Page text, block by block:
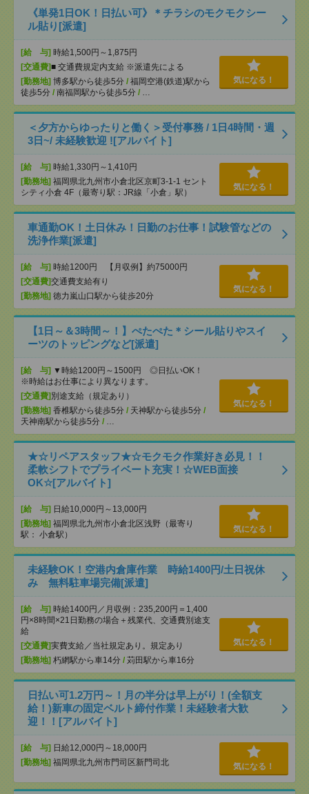
《単発1日OK！日払い可》＊チラシのモクモクシー
ル貼り[派遣]
[給 与] 時給1,500円～1,875円
[交通費]■ 交通費規定内支給 ※派遣先による
[勤務地] 博多駅から徒歩5分 / 福岡空港(鉄道)駅から
徒歩5分 / 南福岡駅から徒歩5分 / …
気になる！
＜夕方からゆったりと働く＞受付事務 / 1日4時間・週
3日~/ 未経験歓迎 ![アルバイト]
[給 与] 時給1,330円～1,410円
[勤務地] 福岡県北九州市小倉北区京町3-1-1 セント
シティ小倉 4F（最寄り駅：JR線「小倉」駅）
気になる！
車通勤OK！土日休み！日勤のお仕事！試験管などの
洗浄作業[派遣]
[給 与] 時給1200円 【月収例】約75000円
[交通費]交通費支給有り
[勤務地] 徳力嵐山口駅から徒歩20分
気になる！
【1日～＆3時間～！】ぺたぺた＊シール貼りやスイ
ーツのトッピングなど[派遣]
[給 与] ▼時給1200円～1500円 ◎日払いOK！
※時給はお仕事により異なります。
[交通費] 別途支給（規定あり）
[勤務地] 香椎駅から徒歩5分 / 天神駅から徒歩5分 /
天神南駅から徒歩5分 / …
気になる！
★☆リペアスタッフ★☆モクモク作業好き必見！！
柔軟シフトでプライベート充実！☆WEB面接
OK☆[アルバイト]
[給 与] 日給10,000円～13,000円
[勤務地] 福岡県北九州市小倉北区浅野（最寄り
駅： 小倉駅）
気になる！
未経験OK！空港内倉庫作業 時給1400円/土日祝休
み 無料駐車場完備[派遣]
[給 与] 時給1400円／月収例：235,200円＝1,400
円×8時間×21日勤務の場合＋残業代、交通費別途支
給
[交通費]実費支給／当社規定あり。規定あり
[勤務地] 朽網駅から車14分 / 苅田駅から車16分
気になる！
日払い可1.2万円～！月の半分は早上がり！(全額支
給！)新車の固定ベルト締付作業！未経験者大歓
迎！！[アルバイト]
[給 与] 日給12,000円～18,000円
[勤務地] 福岡県北九州市門司区新門司北 気になる！